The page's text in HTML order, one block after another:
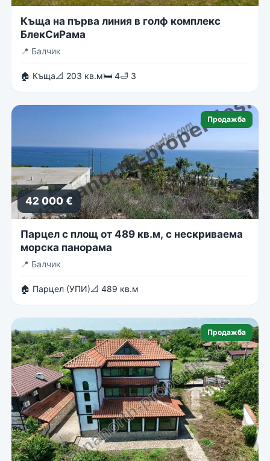
Къща на първа линия в голф комплекс
БлекСиРама
📍 Балчик
🏠 Къща📐 203 кв.м🛏 4🛁 3
Продажба
42 000 €
Парцел с площ от 489 кв.м, с нескриваема
морска панорама
📍 Балчик
🏠 Парцел (УПИ)📐 489 кв.м
Продажба